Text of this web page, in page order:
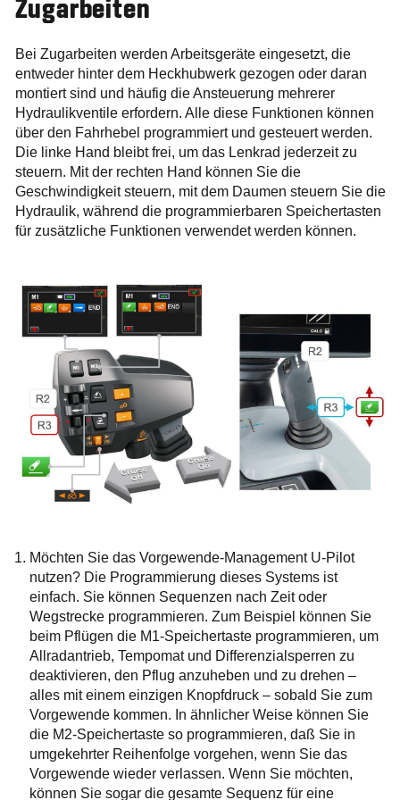
Zugarbeiten
Bei Zugarbeiten werden Arbeitsgeräte eingesetzt, die
entweder hinter dem Heckhubwerk gezogen oder daran
montiert sind und häufig die Ansteuerung mehrerer
Hydraulikventile erfordern. Alle diese Funktionen können
über den Fahrhebel programmiert und gesteuert werden.
Die linke Hand bleibt frei, um das Lenkrad jederzeit zu
steuern. Mit der rechten Hand können Sie die
Geschwindigkeit steuern, mit dem Daumen steuern Sie die
Hydraulik, während die programmierbaren Speichertasten
für zusätzliche Funktionen verwendet werden können.
Möchten Sie das Vorgewende-Management U-Pilot
nutzen? Die Programmierung dieses Systems ist
einfach. Sie können Sequenzen nach Zeit oder
Wegstrecke programmieren. Zum Beispiel können Sie
beim Pflügen die M1-Speichertaste programmieren, um
Allradantrieb, Tempomat und Differenzialsperren zu
deaktivieren, den Pflug anzuheben und zu drehen –
alles mit einem einzigen Knopfdruck – sobald Sie zum
Vorgewende kommen. In ähnlicher Weise können Sie
die M2-Speichertaste so programmieren, daß Sie in
umgekehrter Reihenfolge vorgehen, wenn Sie das
Vorgewende wieder verlassen. Wenn Sie möchten,
können Sie sogar die gesamte Sequenz für eine